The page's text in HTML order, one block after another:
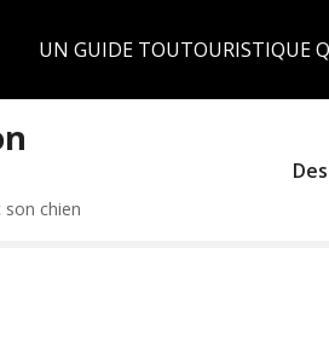
UN GUIDE TOUTOURISTIQUE
chien